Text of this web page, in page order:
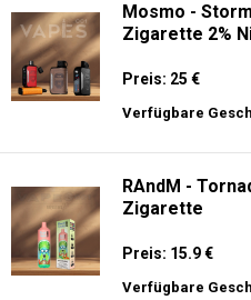
Mosmo -
Zigarette 2%
Preis: 25 €
Verfügbare
RAndM -
Zigarette
Preis: 15.9 €
Verfügbare